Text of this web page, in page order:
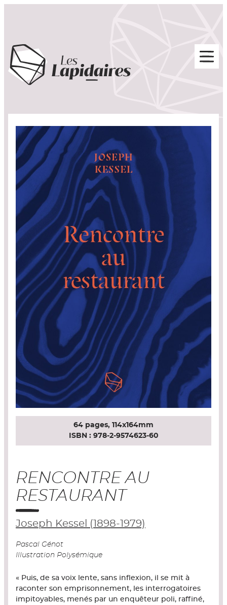
64 pages, 114x164mm
ISBN : 978-2-9574623-60
RENCONTRE AU
RESTAURANT
Joseph Kessel (1898-1979)
Pascal Génot
Illustration Polysémique
« Puis, de sa voix lente, sans inflexion, il se mit à
raconter son emprisonnement, les interrogatoires
impitoyables, menés par un enquêteur poli, raffiné,